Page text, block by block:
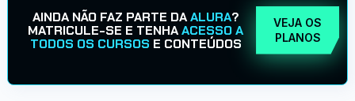
AINDA NÃO FAZ PARTE DAALURA?
MATRICULE-SE E TENHAACESSO A
TODOS OS CURSOS E CONTEÚDOS
VEJA OS
PLANOS